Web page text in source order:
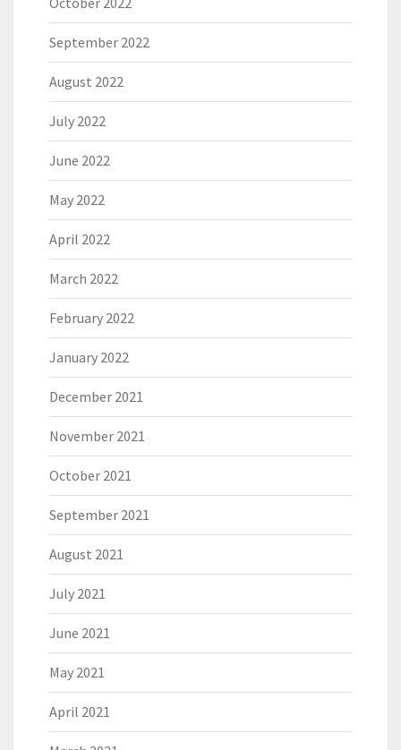
September 2022
August 2022
July 2022
June 2022
May 2022
April 2022
March 2022
February 2022
January 2022
December 2021
November 2021
October 2021
September 2021
August 2021
July 2021
June 2021
May 2021
April 2021